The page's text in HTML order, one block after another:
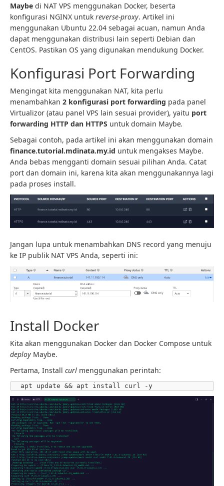
Maybe di NAT VPS menggunakan Docker, beserta
konfigurasi NGINX untuk reverse-proxy. Artikel ini
menggunakan Ubuntu 22.04 sebagai acuan, namun Anda
dapat menggunakan distribusi lain seperti Debian dan
CentOS. Pastikan OS yang digunakan mendukung Docker.
Konfigurasi Port Forwarding
Mengingat kita menggunakan NAT, kita perlu
menambahkan 2 konfigurasi port forwarding pada panel
Virtualizor (atau panel VPS lain sesuai provider), yaitu port
forwarding HTTP dan HTTPS untuk domain Maybe.
Sebagai contoh, pada artikel ini akan menggunakan domain
finance.tutorial.mdinata.my.id untuk mengakses Maybe.
Anda bebas mengganti domain sesuai pilihan Anda. Catat
port dan domain ini, karena kita akan menggunakannya lagi
pada proses install.
Jangan lupa untuk menambahkan DNS record yang menuju
ke IP publik NAT VPS Anda, seperti ini:
Install Docker
Kita akan menggunakan Docker dan Docker Compose untuk
deploy Maybe.
Pertama, Install curl menggunakan perintah:
apt update && apt install curl -y